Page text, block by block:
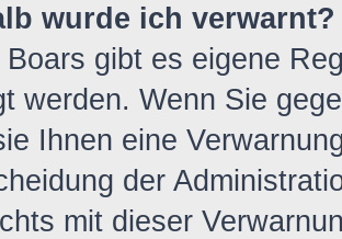
wurde ich verwarnt?
Boars gibt es eigene
werden. Wenn Sie
Ihnen eine
der
mit dieser